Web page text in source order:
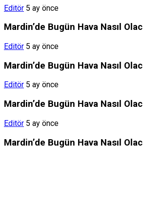
Editör 5 ay önce
Mardin’de Bugün Hava Nasıl
Editör 5 ay önce
Mardin’de Bugün Hava Nasıl
Editör 5 ay önce
Mardin’de Bugün Hava Nasıl
Editör 5 ay önce
Mardin’de Bugün Hava Nasıl